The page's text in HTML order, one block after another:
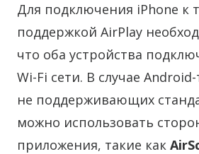
Для подключения iPhone к
поддержкой AirPlay
что оба устройства
Wi-Fi сети. В случае
не поддерживающих
можно использовать
приложения, такие как